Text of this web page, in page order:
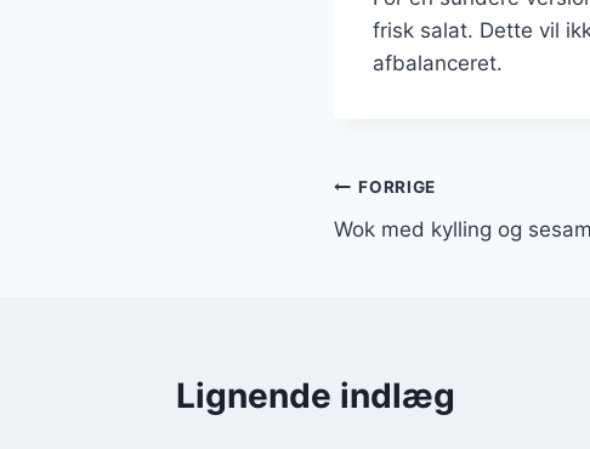
frisk salat. Dette vil
afbalanceret.
FORRIGE
Wok med kylling og
Lignende indlæg